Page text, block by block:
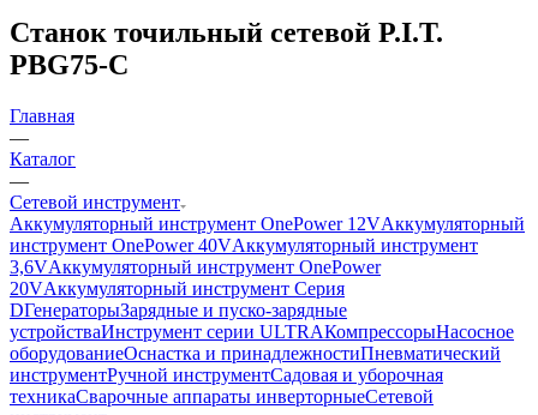
Станок точильный сетевой P.I.T.
PBG75-C
Главная
—
Каталог
—
Сетевой инструмент
Аккумуляторный инструмент OnePower 12VАккумуляторный
инструмент OnePower 40VАккумуляторный инструмент
3,6VАккумуляторный инструмент OnePower
20VАккумуляторный инструмент Серия
DГенераторыЗарядные и пуско-зарядные
устройстваИнструмент серии ULTRAКомпрессорыНасосное
оборудованиеОснастка и принадлежностиПневматический
инструментРучной инструментСадовая и уборочная
техникаСварочные аппараты инверторныеСетевой